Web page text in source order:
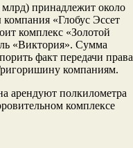
принадлежит около
«Глобус Эссет
комплекс «Золотой
«Виктория». Сумма
факт передачи права
компаниям.
арендуют полкилометра
комплексе